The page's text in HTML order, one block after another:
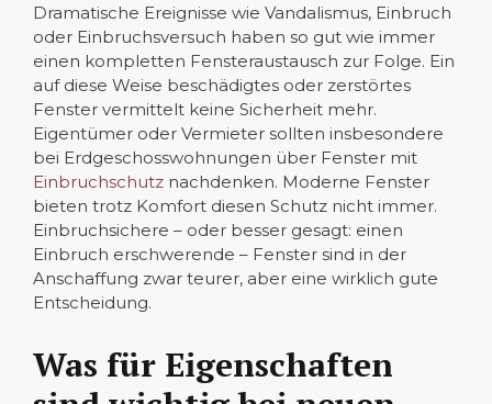
Dramatische Ereignisse wie Vandalismus, Einbruch
oder Einbruchsversuch haben so gut wie immer
einen kompletten Fensteraustausch zur Folge. Ein
auf diese Weise beschädigtes oder zerstörtes
Fenster vermittelt keine Sicherheit mehr.
Eigentümer oder Vermieter sollten insbesondere
bei Erdgeschosswohnungen über Fenster mit
Einbruchschutz nachdenken. Moderne Fenster
bieten trotz Komfort diesen Schutz nicht immer.
Einbruchsichere – oder besser gesagt: einen
Einbruch erschwerende – Fenster sind in der
Anschaffung zwar teurer, aber eine wirklich gute
Entscheidung.
Was für Eigenschaften